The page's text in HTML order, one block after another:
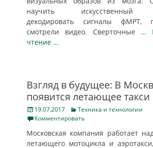
научить искусственный
декодировать сигналы фМРТ,
смотрели видео. Сверточные …
чтение …
Взгляд в будущее: В
появится летающее такси
Posted
on
19.07.2017 Categories
Техника и технологии
Комментировать
Московская компания работает
летающего мотоцикла и